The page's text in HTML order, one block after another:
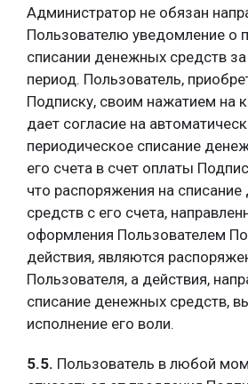
Администратор не обязан
Пользователю уведомление о
списании денежных средств
период. Пользователь,
Подписку, своим нажатием на
дает согласие на
периодическое списание
его счета в счет оплаты
что распоряжения на
средств с его счета,
оформления Пользователем
действия, являются
Пользователя, а действия,
списание денежных средств,
исполнение его воли.
5.5. Пользователь в любой